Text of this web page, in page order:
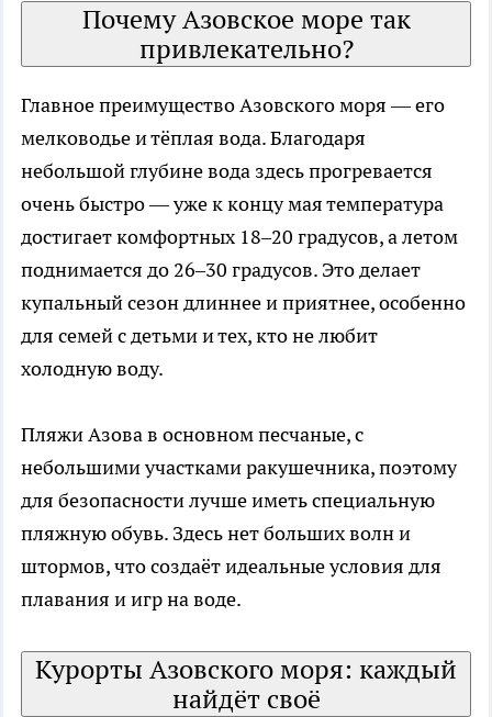
Почему Азовское море так
привлекательно?
Главное преимущество Азовского моря — его
мелководье и тёплая вода. Благодаря
небольшой глубине вода здесь прогревается
очень быстро — уже к концу мая температура
достигает комфортных 18–20 градусов, а летом
поднимается до 26–30 градусов. Это делает
купальный сезон длиннее и приятнее, особенно
для семей с детьми и тех, кто не любит
холодную воду.
Пляжи Азова в основном песчаные, с
небольшими участками ракушечника, поэтому
для безопасности лучше иметь специальную
пляжную обувь. Здесь нет больших волн и
штормов, что создаёт идеальные условия для
плавания и игр на воде.
Курорты Азовского моря: каждый
найдёт своё